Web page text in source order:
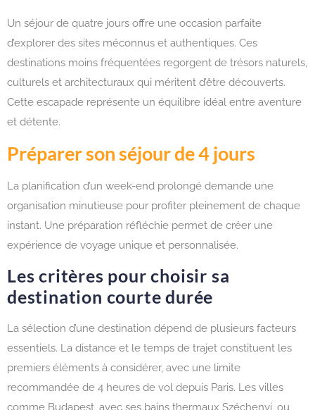
Un séjour de quatre jours offre une occasion parfaite
d’explorer des sites méconnus et authentiques. Ces
destinations moins fréquentées regorgent de trésors naturels,
culturels et architecturaux qui méritent d’être découverts.
Cette escapade représente un équilibre idéal entre aventure
et détente.
Préparer son séjour de 4 jours
La planification d’un week-end prolongé demande une
organisation minutieuse pour profiter pleinement de chaque
instant. Une préparation réfléchie permet de créer une
expérience de voyage unique et personnalisée.
Les critères pour choisir sa
destination courte durée
La sélection d’une destination dépend de plusieurs facteurs
essentiels. La distance et le temps de trajet constituent les
premiers éléments à considérer, avec une limite
recommandée de 4 heures de vol depuis Paris. Les villes
comme Budapest, avec ses bains thermaux Széchenyi, ou